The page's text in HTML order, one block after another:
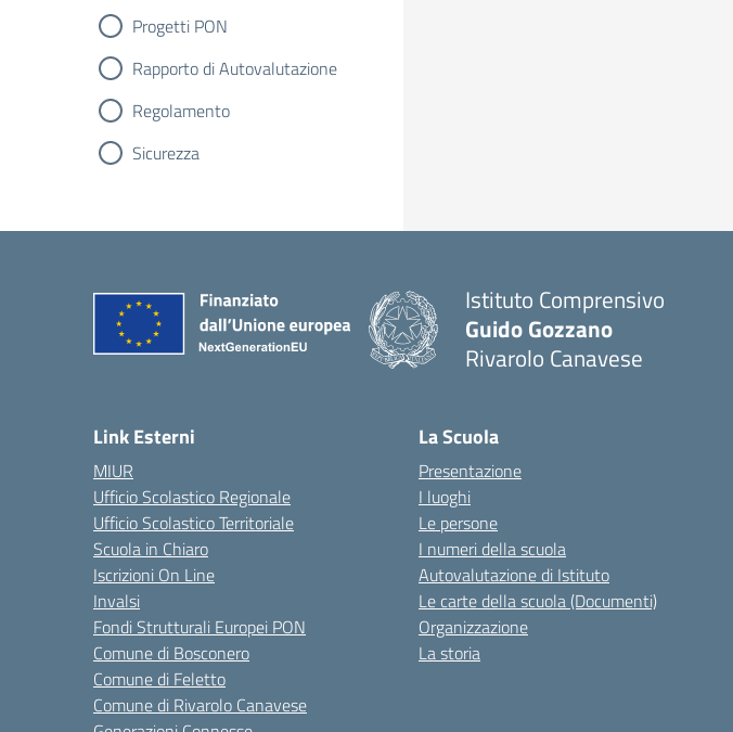
Progetti PON
Rapporto di Autovalutazione
Regolamento
Sicurezza
Istituto Comprensivo
Guido Gozzano
Rivarolo Canavese
Link Esterni
MIUR
Ufficio Scolastico Regionale
Ufficio Scolastico Territoriale
Scuola in Chiaro
Iscrizioni On Line
Invalsi
Fondi Strutturali Europei PON
Comune di Bosconero
Comune di Feletto
Comune di Rivarolo Canavese
La Scuola
Presentazione
I luoghi
Le persone
I numeri della scuola
Autovalutazione di Istituto
Le carte della scuola (Documenti)
Organizzazione
La storia